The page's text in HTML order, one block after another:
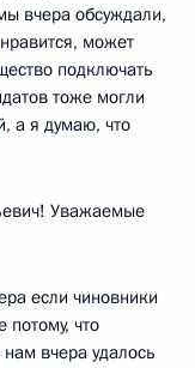
вчера обсуждали,
может
подключать
тоже могли
а я думаю, что
Уважаемые
если чиновники
потому, что
вчера удалось